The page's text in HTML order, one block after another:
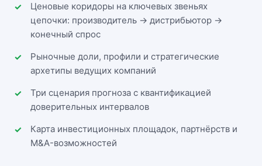
Ценовые коридоры на ключевых звеньях
цепочки: производитель → дистрибьютор →
конечный спрос
Рыночные доли, профили и стратегические
архетипы ведущих компаний
Три сценария прогноза с квантификацией
доверительных интервалов
Карта инвестиционных площадок, партнёрств и
M&A-возможностей